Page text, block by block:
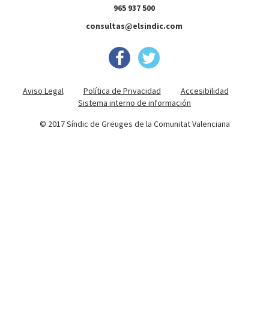
965 937 500
consultas@elsindic.com
Aviso Legal Política de Privacidad
Accesibilidad
Sistema interno de información
© 2017 Síndic de Greuges de la Comunitat Valenciana